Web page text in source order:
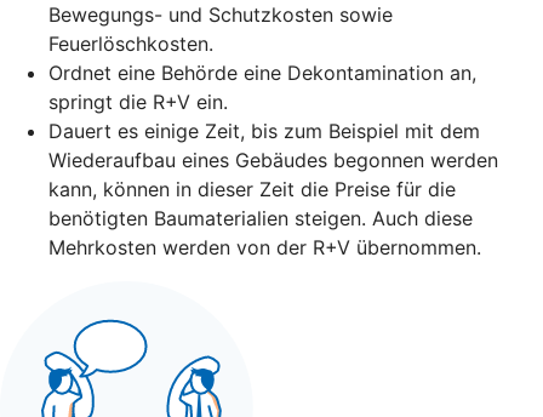
Bewegungs- und Schutzkosten sowie
Feuerlöschkosten.
Ordnet eine Behörde eine Dekontamination an,
springt die R+V ein.
Dauert es einige Zeit, bis zum Beispiel mit dem
Wiederaufbau eines Gebäudes begonnen werden
kann, können in dieser Zeit die Preise für die
benötigten Baumaterialien steigen. Auch diese
Mehrkosten werden von der R+V übernommen.